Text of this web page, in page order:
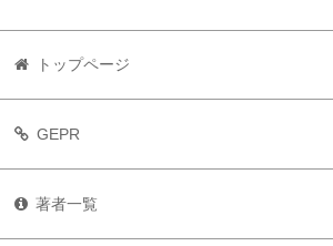
トップページ
GEPR
著者一覧